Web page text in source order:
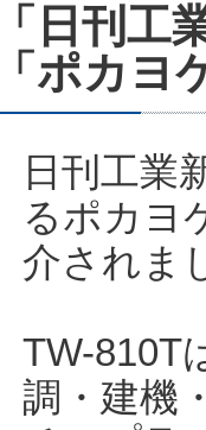
「日刊工
「ポカヨ
日刊工業
るポカヨ
介されま
TW-810T
調・建機